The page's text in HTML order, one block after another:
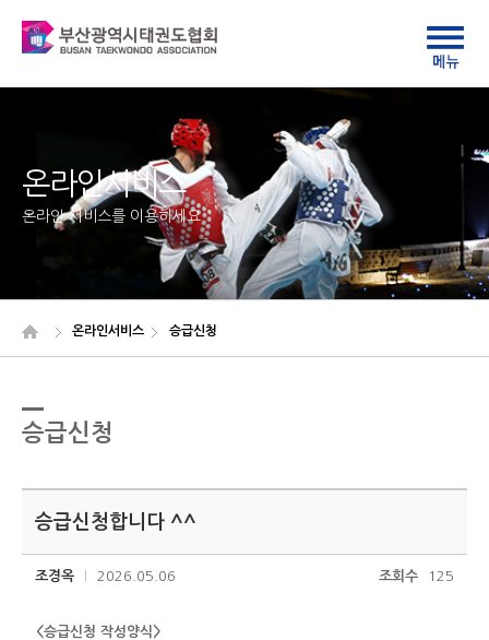
온라인서비스
온라인 서비스를 이용하세요
온라인서비스 승급신청
승급신청
승급신청합니다 ^^
조경옥 2026.05.06 조회수 125
<승급신청 작성양식>